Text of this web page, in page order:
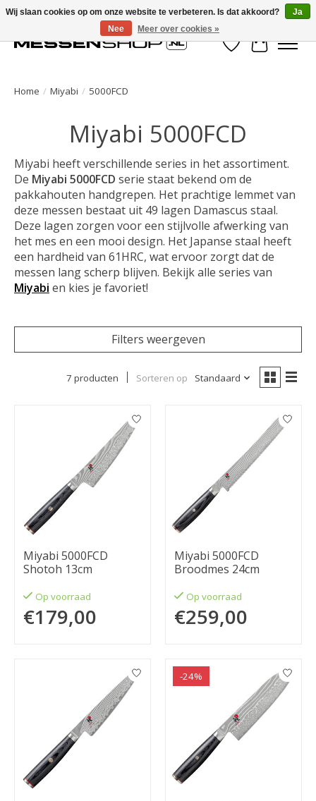
Verlanglijst
Home / Miyabi / 5000FCD
Miyabi 5000FCD
Miyabi heeft verschillende series in het assortiment.
De Miyabi 5000FCD serie staat bekend om de
pakkahouten handgrepen. Het prachtige lemmet van
deze messen bestaat uit 49 lagen Damascus staal.
Deze lagen zorgen voor een stijlvolle afwerking van
het mes en een mooi design. Het Japanse staal heeft
een hardheid van 61HRC, wat ervoor zorgt dat de
messen lang scherp blijven. Bekijk alle series van
Miyabi en kies je favoriet!
Filters weergeven
7 producten Sorteren op Standaard
Miyabi 5000FCD
Shotoh 13cm
Op voorraad
€179,00
Miyabi 5000FCD
Broodmes 24cm
Op voorraad
€259,00
-24%
Wij slaan cookies op om onze website te verbeteren. Is dat akkoord?
Ja
Nee
Meer over cookies »